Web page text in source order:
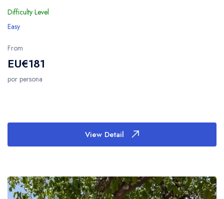
Difficulty Level
Easy
From
EU€181
por persona
View Detail